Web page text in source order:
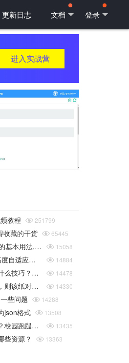
更新日志 文档 登录
进入实战营
教程  251799
收藏的干货  65445
api接口文档插件easydoc的基本用法,快速搞定接口文档 15058
父元素flex之后，子元素高度自适应问题 14884
如何收废品才能赚钱，有什么技巧？揭秘垃圾回收行业的一些规则 14478
一张纸的厚度是0.01毫米，则该纸对折30次后是多厚（据说超过珠穆朗玛峰的高度）php实现 14330
些问题  14288
json格式  13508
校园跑腿市场目前怎么样？校园跑腿系统给学生带来了哪些便捷？ 13435
些资源？  13363